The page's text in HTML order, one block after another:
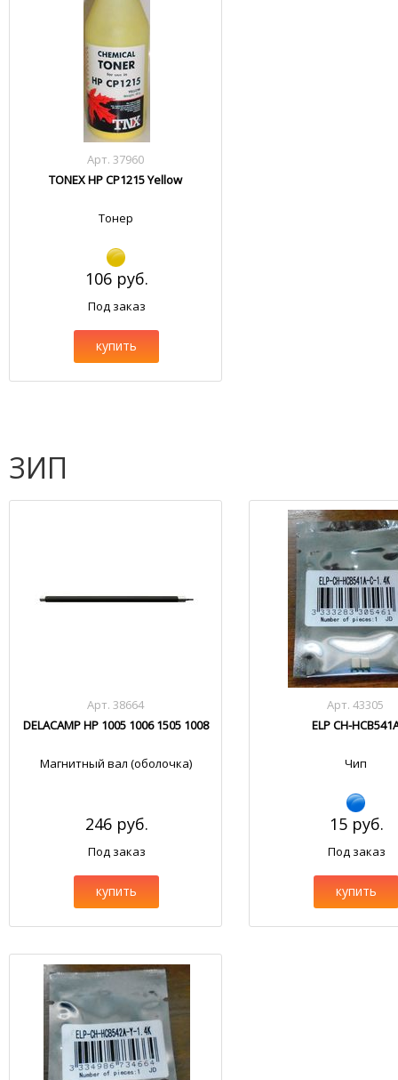
Арт. 37960
TONEX HP CP1215 Yellow
Тонер
106 руб.
Под заказ
купить
ЗИП
Арт. 38664
DELACAMP HP 1005 1006 1505 1008
Магнитный вал (оболочка)
246 руб.
Под заказ
купить
Арт. 43305
ELP CH-
Чип
15 руб.
Под заказ
купить